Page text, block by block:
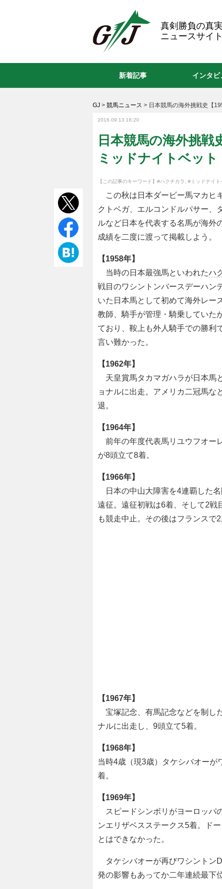
真剣勝負の真
ニュースサイ
GJ > 競馬ニュース > 日本競馬の海外挑戦史【
2016.09.13 16:20
日本競馬の海外挑戦
ミッドナイトベット
【この記事のキーワード】 #ハクチカラ #ミッドナイト
この秋は日本ダービー馬マカヒ
クトベガ、エルコンドルパサー、
ルなど日本を代表する名馬が海外
成績を二度に渡って掲載しよう。
【1958年】
当時の日本最強馬といわれたハ
戦目のワシントンバースデーハン
いた日本馬として初めて海外レー
教師、騎手が管理・騎乗していた
ており、鞍上も外人騎手での勝利
言い難かった。
【1962年】
天皇賞馬タカマガハラが日本馬
ョナルに出走。アメリカ二冠馬な
退。
【1964年】
前年の年度代表馬リユウフオー
が8頭立て8着。
【1966年】
日本の中山大障害を4連覇した
遠征。遠征初戦は6着、そして2戦
も競走中止。その後はフランスで
【1967年】
宝塚記念、有馬記念などを制し
ナルに出走し、9頭立て5着。
【1968年】
当時4歳（現3歳）タケシバオー
着。
【1969年】
スピードシンボリがヨーロッパ
ンエリザベスステークス5着。ド
とはできなかった。
タケシバオーが再びワシントン
発の影響もあってか二年連続最下
新着記事 インタビ